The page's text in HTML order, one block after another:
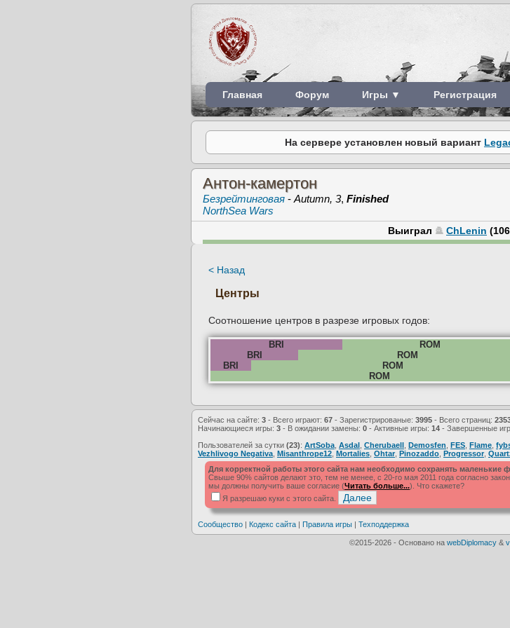
Главная Форум Игры ▼ Регистрация
На сервере установлен новый вариант
Антон-камертон
Безрейтинговая - Autumn, 3, Finished
NorthSea Wars
Выиграл ChLenin
< Назад
Центры
Соотношение центров в разрезе игровых годов:
BRI ROM
BRI
ROM
BRI
ROM
ROM
Сейчас на сайте: 3 - Всего играют: 67 - Зарегистрированые: 3995 - Всего страниц:
Начинающиеся игры: 3 - В ожидании замены: 0 - Активные игры: 14 - Завершенные
Пользователей за сутки (23): ArtSoba Asdal Cherubaell Demosfen FES Flame
Vezhlivogo Negativa
Misanthrope12 Mortalies Ohtar, Pinozaddo Progressor,
Для корректной работы этого сайта нам необходимо сохранять
Свыше 90% сайтов делают это, тем не менее, с 20-го мая 2011 года согласно
мы должны получить ваше согласие (Читать больше...). Что скажете?
Я разрешаю куки с этого сайта.
Сообщество Кодекс сайта Правила игры Техподдержка
©2015-2026 - Основано на webDiplomacy &